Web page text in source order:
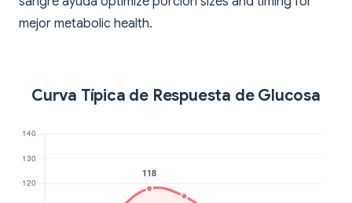
mejor metabolic health.
Curva Típica de Respuesta de Glucosa